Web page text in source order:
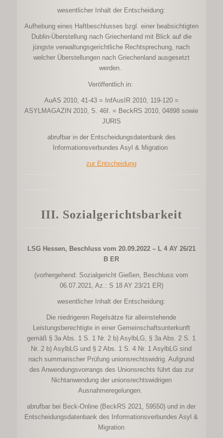
wesentlicher Inhalt der Entscheidung:
Aufhebung eines Haftbeschlusses bzgl. einer beabsichtigten
Dublin-Überstellung nach Griechenland mit Blick auf die
jüngste verwaltungsgerichtliche Rechtsprechung, nach
welcher Überstellungen nach Griechenland ausgesetzt
werden.
Veröffentlich in:
AuAS 2010, 41-43 = InfAusIR 2010, 119-120 =
ASYLMAGAZIN 2010, S. 46f. = BeckRS 2010, 04898 sowie
JURIS
abrufbar in der Entscheidungsdatenbank des
Informationsverbundes Asyl & Migration
zur Entscheidung
III. Sozialgerichtsbarkeit
LSG Hessen, Beschluss vom 20.09.2022 – L 4 AY 26/21
B ER
(vorhergehend: Sozialgericht Gießen, Beschluss vom
06.07.2021, Az.: S 18 AY 23/21 ER)
wesentlicher Inhalt der Entscheidung:
Die niedrigeren Regelsätze für alleinstehende
Leistungsberechtigte in einer Gemeinschaftsunterkunft
gemäß § 3a Abs. 1 S. 1 Nr. 2 b) AsylbLG, § 3a Abs. 2 S. 1
Nr. 2 b) AsylbLG und § 2 Abs. 1 S. 4 Nr. 1 AsylbLG sind
nach summarischer Prüfung unionsrechtswidrig. Aufgrund
des Anwendungsvorrangs des Unionsrechts führt das zur
Nichtanwendung der unionsrechtswidrigen
Ausnahmeregelungen.
abrufbar bei Beck-Online (BeckRS 2021, 59550) und in der
Entscheidungsdatenbank des Informationsverbundes Asyl &
Migration